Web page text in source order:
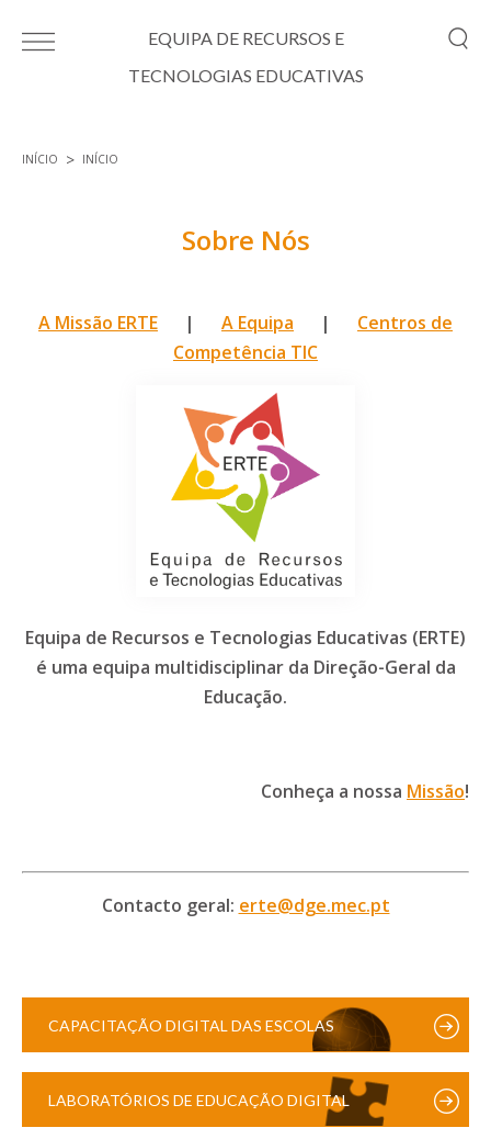
EQUIPA DE RECURSOS E
TECNOLOGIAS EDUCATIVAS
INÍCIO INÍCIO
Sobre Nós
A Missão ERTE | A Equipa | Centros de
Competência TIC
Equipa de Recursos e Tecnologias Educativas (ERTE)
é uma equipa multidisciplinar da Direção-Geral da
Educação.
Conheça a nossa Missão!
Contacto geral: erte@dge.mec.pt
CAPACITAÇÃO DIGITAL DAS ESCOLAS
LABORATÓRIOS DE EDUCAÇÃO DIGITAL